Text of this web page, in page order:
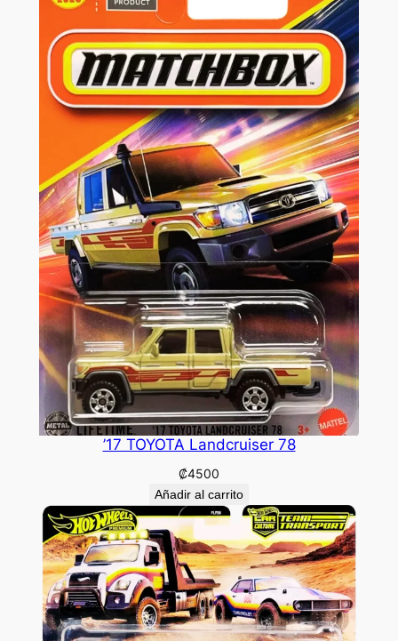
’17 TOYOTA Landcruiser 78
₡4500
Añadir al carrito